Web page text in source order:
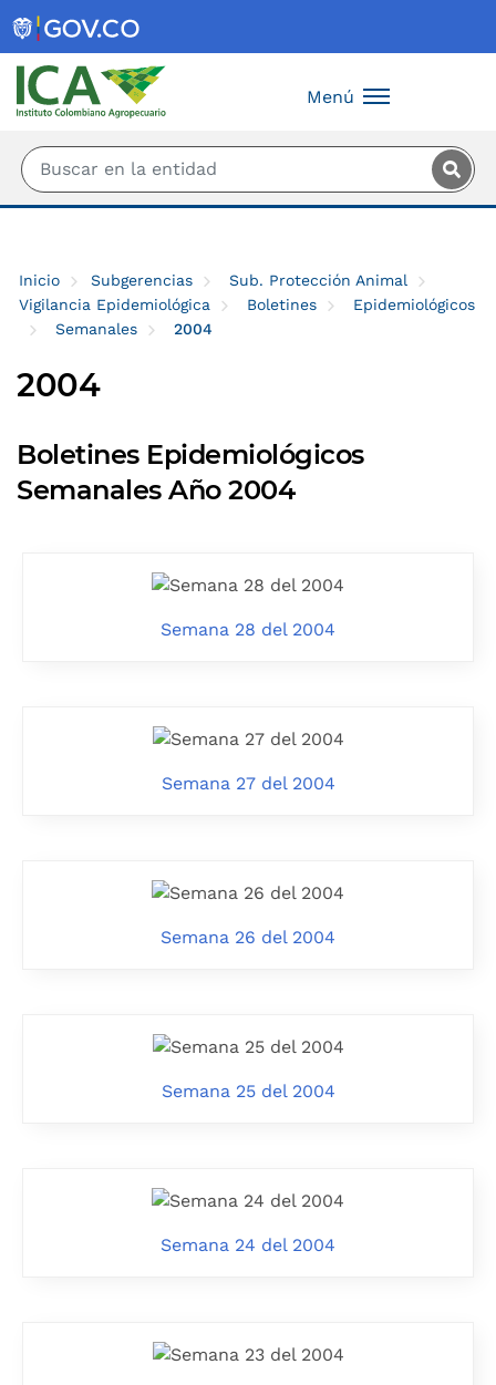
Menú
Inicio Subgerencias
Sub. Protección Animal
Vigilancia Epidemiológica
Boletines
Epidemiológicos
Semanales
2004
2004
Boletines Epidemiológicos
Semanales Año 2004
Semana 28 del 2004
Semana 27 del 2004
Semana 26 del 2004
Semana 25 del 2004
Semana 24 del 2004